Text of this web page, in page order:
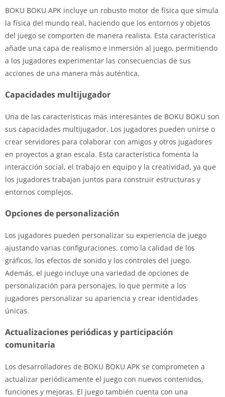
BOKU BOKU APK incluye un robusto motor de física que simula
la física del mundo real, haciendo que los entornos y objetos
del juego se comporten de manera realista. Esta característica
añade una capa de realismo e inmersión al juego, permitiendo
a los jugadores experimentar las consecuencias de sus
acciones de una manera más auténtica.
Capacidades multijugador
Una de las características más interesantes de BOKU BOKU son
sus capacidades multijugador. Los jugadores pueden unirse o
crear servidores para colaborar con amigos y otros jugadores
en proyectos a gran escala. Esta característica fomenta la
interacción social, el trabajo en equipo y la creatividad, ya que
los jugadores trabajan juntos para construir estructuras y
entornos complejos.
Opciones de personalización
Los jugadores pueden personalizar su experiencia de juego
ajustando varias configuraciones, como la calidad de los
gráficos, los efectos de sonido y los controles del juego.
Además, el juego incluye una variedad de opciones de
personalización para personajes, lo que permite a los
jugadores personalizar su apariencia y crear identidades
únicas.
Actualizaciones periódicas y participación
comunitaria
Los desarrolladores de BOKU BOKU APK se comprometen a
actualizar periódicamente el juego con nuevos contenidos,
funciones y mejoras. El juego también cuenta con una